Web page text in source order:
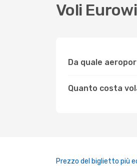
Voli
Da quale
Quanto costa
Prezzo del biglietto più